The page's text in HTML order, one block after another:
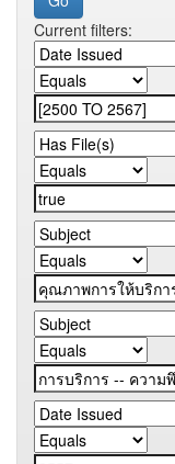
Current filters: